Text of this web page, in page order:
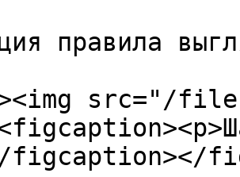
правила
src="/files/
figcaption></